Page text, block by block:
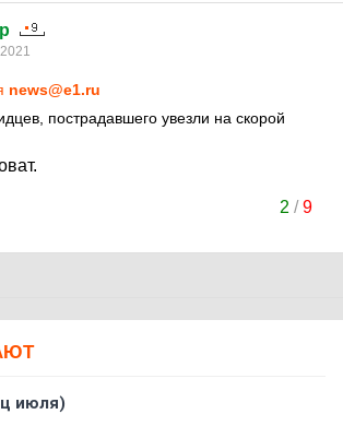
p
news@e1.ru
пострадавшего увезли на скорой
2 /9
июля)